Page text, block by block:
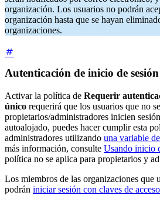
organización. Los usuarios no podrán
organización hasta que se hayan
organizaciones.
Autenticación de inicio de
Activar la política de Requerir
único requerirá que los usuarios que no
propietarios/administradores inicien
autoalojado, puedes hacer cumplir esta
administradores utilizando una variable
más información, consulte Usando inicio
política no se aplica para propietarios y
Los miembros de las organizaciones que
podrán iniciar sesión con claves de acceso